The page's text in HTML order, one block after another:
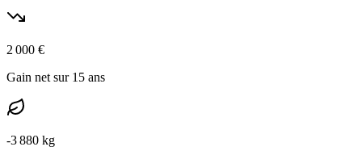
2 000 €
Gain net sur 15 ans
-3 880 kg